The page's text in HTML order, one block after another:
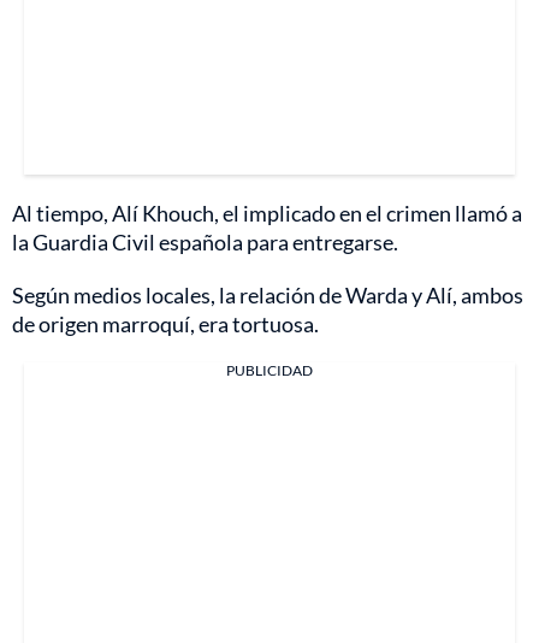
Al tiempo, Alí Khouch, el implicado en el crimen llamó a
la Guardia Civil española para entregarse.
Según medios locales, la relación de Warda y Alí, ambos
de origen marroquí, era tortuosa.
PUBLICIDAD